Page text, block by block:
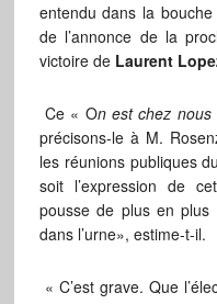
entendu dans la
de l’annonce de la
victoire de Laurent
Ce « On est chez nous
précisons-le à M.
les réunions publiques
soit l’expression de
pousse de plus en
dans l’urne», estime-t-il.
« C’est grave. Que